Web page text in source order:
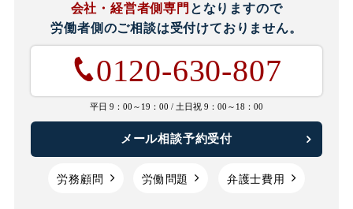
会社・経営者側専門 となりますので
労働者側のご相談は受付けておりません。
0120-630-807
平日 9：00～19：00 / 土日祝 9：00～18：00
メール相談予約受付
労務顧問 労働問題 弁護士費用